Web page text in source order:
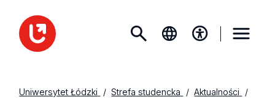
Uniwersytet Łódzki Strefa studencka Aktualności